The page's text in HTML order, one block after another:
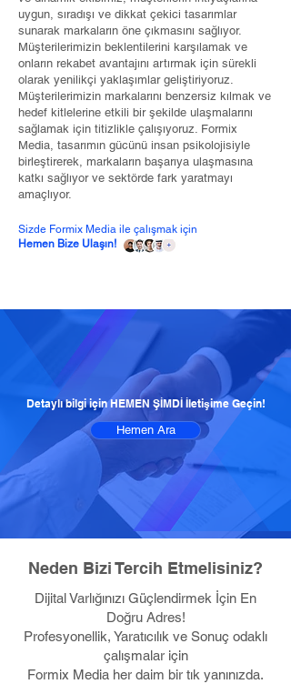
uygun, sıradışı ve dikkat çekici tasarımlar
sunarak markaların öne çıkmasını sağlıyor.
Müşterilerimizin beklentilerini karşılamak ve
onların rekabet avantajını artırmak için sürekli
olarak yenilikçi yaklaşımlar geliştiriyoruz.
Müşterilerimizin markalarını benzersiz kılmak ve
hedef kitlelerine etkili bir şekilde ulaşmalarını
sağlamak için titizlikle çalışıyoruz. Formix
Media, tasarımın gücünü insan psikolojisiyle
birleştirerek, markaların başarıya ulaşmasına
katkı sağlıyor ve sektörde fark yaratmayı
amaçlıyor.
Sizde Formix Media ile çalışmak için
Hemen Bize Ulaşın!
Hemen Ara
Detaylı bilgi için HEMEN ŞİMDİ İletişime Geçin!
Neden Bizi Tercih Etmelisiniz?
Dijital Varlığınızı Güçlendirmek İçin En
Doğru Adres!
Profesyonellik, Yaratıcılık ve Sonuç odaklı
çalışmalar için
Formix Media her daim bir tık yanınızda.